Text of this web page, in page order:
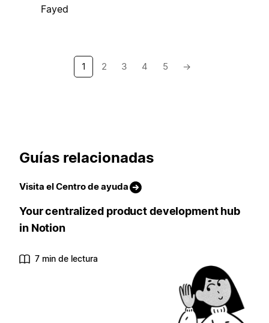
Fayed
1 2 3 4 5 →
Guías relacionadas
Visita el Centro de ayuda
Your centralized product development hub
in Notion
7 min de lectura